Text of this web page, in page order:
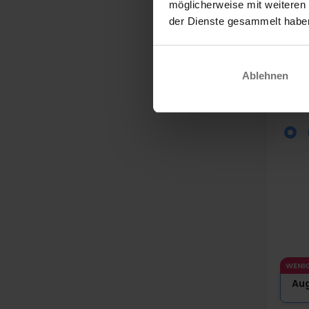
möglicherweise mit
der Dienste gesammelt
Ablehnen